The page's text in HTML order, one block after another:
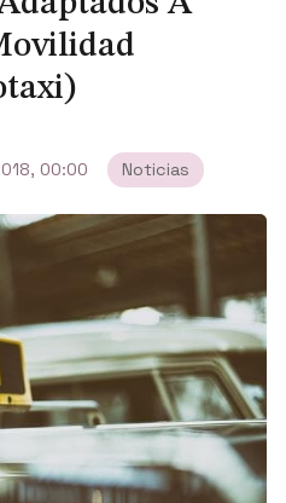
00:00 Noticias